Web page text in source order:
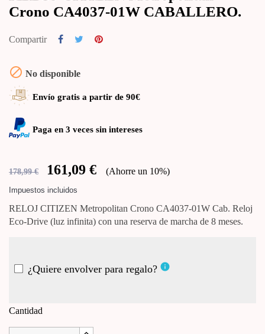
Crono CA4037-01W CABALLERO.
Compartir
 No disponible
Envío gratis a partir de 90€
Paga en 3 veces sin intereses
178,99 € 161,09 € Ahorre un 10%
Impuestos incluidos
RELOJ CITIZEN Metropolitan Crono CA4037-01W Cab. Reloj
Eco-Drive (luz infinita) con una reserva de marcha de 8 meses.
¿Quiere envolver para regalo? info
Cantidad